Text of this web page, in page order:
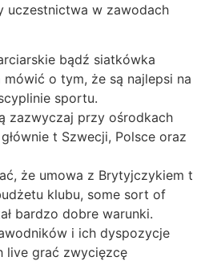
uczestnictwa w zawodach
bądź siatkówka
o tym, że są najlepsi na
sportu.
zazwyczaj przy ośrodkach
t Szwecji, Polsce oraz
że umowa z Brytyjczykiem t
klubu, some sort of
bardzo dobre warunki.
i ich dyspozycje
live grać zwycięzcę